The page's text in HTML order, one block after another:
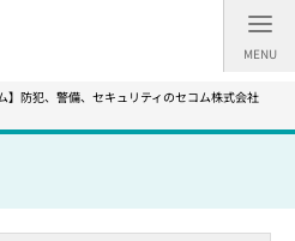
MENU
】防犯、警備、セキュリティのセコム株式会社